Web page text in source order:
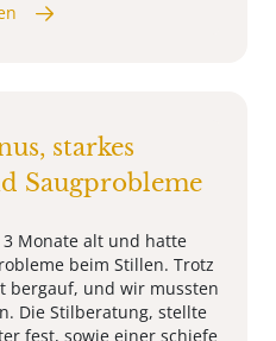
starkes
Saugprobleme
Monate alt und hatte
beim Stillen. Trotz
bergauf, und wir mussten
Die Stilberatung, stellte
fest, sowie einer schiefe